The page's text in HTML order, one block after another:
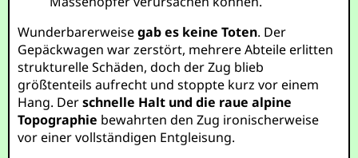
Wunderbarerweisegab es keine Toten. Der
Gepäckwagen war zerstört, mehrere Abteile erlitten
strukturelle Schäden, doch der Zug blieb
größtenteils aufrecht und stoppte kurz vor einem
Hang. Derschnelle Halt und die raue alpine
Topographie bewahrten den Zug ironischerweise
vor einer vollständigen Entgleisung.